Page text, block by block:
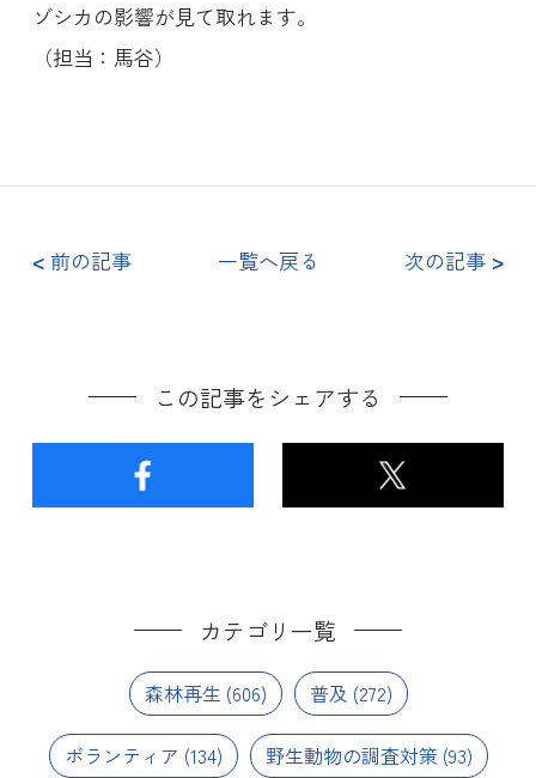
ゾシカの影響が見て取れます。
（担当：馬谷）
< 前の記事 一覧へ戻る 次の記事 >
この記事をシェアする
カテゴリ一覧
森林再生 (606) 普及 (272)
ボランティア (134) 野生動物の調査対策 (93)